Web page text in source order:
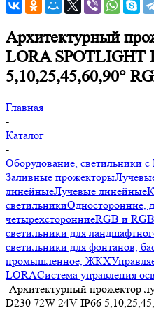
Архитектурный
LORA SPOTLIGHT
5,10,25,45,60,90°
Главная
-
Каталог
-
Оборудование, светильники
Заливные прожекторы
линейныеЛучевые линейные
светильникиОдносторонние,
четырехсторонниеRGB и
светильники для
светильники для фонтанов,
промышленное, ЖКХ
LORAСистема управления
-Архитектурный прожектор
D230 72W 24V IP66